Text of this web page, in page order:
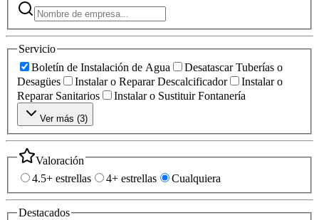
Servicio
Boletín de Instalación de Agua
Desatascar Tuberías o
Desagües
Instalar o Reparar Descalcificador
Instalar o
Reparar Sanitarios
Instalar o Sustituir Fontanería
Ver más (3)
Valoración
4.5+ estrellas
4+ estrellas Cualquiera
Destacados